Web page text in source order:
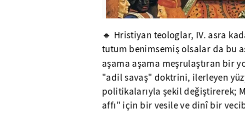
🔸 Hristiyan teologlar, IV. asra
tutum benimsemiş olsalar da bu
aşama aşama meşrulaştıran bir
"adil savaş" doktrini, ilerleyen
politikalarıyla şekil değiştirerek;
affı" için bir vesile ve dinî bir